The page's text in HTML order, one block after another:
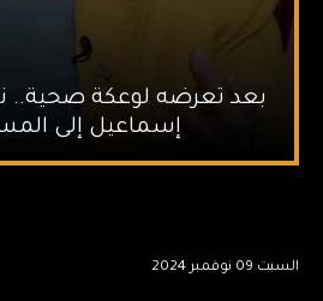
بعد تعرضه لوعكة صحية..
إسماعيل إلى
السبت 09 نوفمبر 2024